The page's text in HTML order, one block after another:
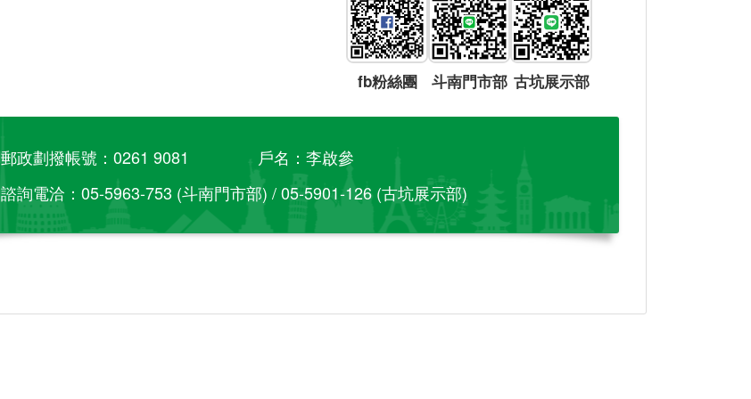
fb粉絲團 斗南門市部 古坑展示部
郵政劃撥帳號：0261 9081 戶名：李啟參
諮詢電洽：05-5963-753 (斗南門市部) / 05-5901-126 (古坑展示部)